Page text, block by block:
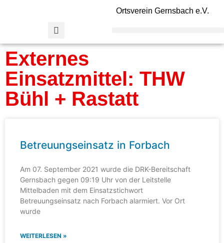
Ortsverein Gernsbach e.V.
Externes
Einsatzmittel: THW
Bühl + Rastatt
Betreuungseinsatz in Forbach
Am 07. September 2021 wurde die DRK-Bereitschaft
Gernsbach gegen 09:19 Uhr von der Leitstelle
Mittelbaden mit dem Einsatzstichwort
Betreuungseinsatz nach Forbach alarmiert. Vor Ort
wurde
WEITERLESEN »